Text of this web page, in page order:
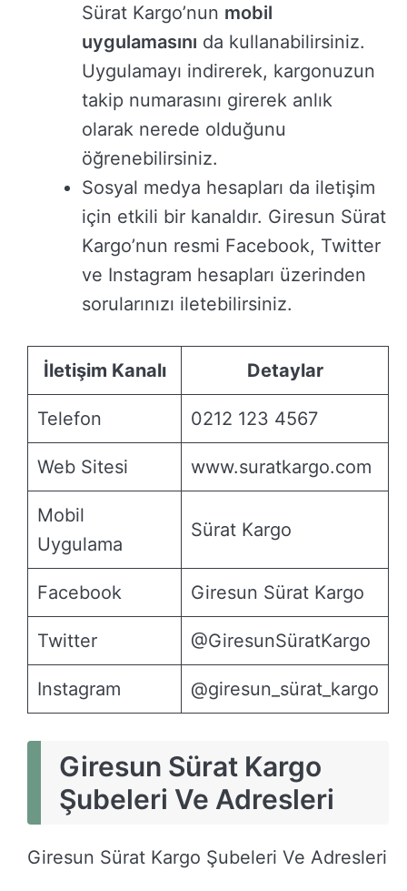
Sürat Kargo’nun mobil
uygulamasını da kullanabilirsiniz.
Uygulamayı indirerek, kargonuzun
takip numarasını girerek anlık
olarak nerede olduğunu
öğrenebilirsiniz.
Sosyal medya hesapları da iletişim
için etkili bir kanaldır. Giresun Sürat
Kargo’nun resmi Facebook, Twitter
ve Instagram hesapları üzerinden
sorularınızı iletebilirsiniz.
İletişim Kanalı Detaylar
Telefon 0212 123 4567
Web Sitesi www.suratkargo.com
Mobil
Uygulama
Sürat Kargo
Facebook Giresun Sürat Kargo
Twitter @GiresunSüratKargo
Instagram @giresun_sürat_kargo
Giresun Sürat Kargo
Şubeleri Ve Adresleri
Giresun Sürat Kargo Şubeleri Ve Adresleri